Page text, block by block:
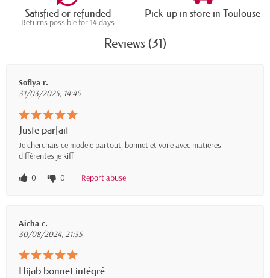
Satisfied or refunded
Returns possible for 14 days
Pick-up in store in Toulouse
Reviews (31)
Sofiya r.
31/03/2025, 14:45
Juste parfait
Je cherchais ce modele partout, bonnet et voile avec matières
différentes je kiff
0
0 Report abuse
Aicha c.
30/08/2024, 21:35
Hijab bonnet intégré